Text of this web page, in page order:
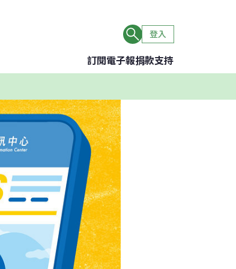
登入
訂閱電子報捐款支持